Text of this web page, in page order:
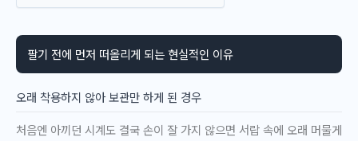
팔기 전에 먼저 떠올리게 되는 현실적인 이유
오래 착용하지 않아 보관만 하게 된 경우
처음엔 아끼던 시계도 결국 손이 잘 가지 않으면 서랍 속에 오래 머물게